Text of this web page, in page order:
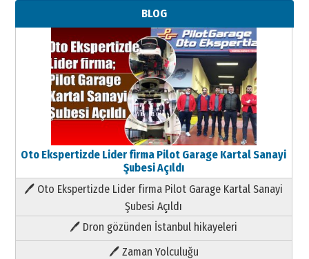
BLOG
Oto Ekspertizde Lider firma Pilot Garage Kartal Sanayi
Şubesi Açıldı
🖊 Oto Ekspertizde Lider firma Pilot Garage Kartal Sanayi
Şubesi Açıldı
🖊 Dron gözünden İstanbul hikayeleri
🖊 Zaman Yolculuğu